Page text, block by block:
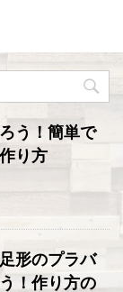
う！簡単で
り方
形のプラバ
！作り方の